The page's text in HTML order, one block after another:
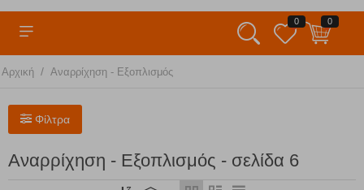
0 0
Αρχική / Αναρρίχηση - Εξοπλισμός
Φίλτρα
Αναρρίχηση - Εξοπλισμός - σελίδα 6